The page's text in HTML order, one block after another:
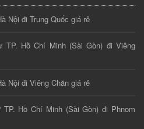
Nội đi Trung Quốc giá rẻ
Hồ Chí Minh (Sài Gòn) đi Viêng
Nội đi Viêng Chăn giá rẻ
Hồ Chí Minh (Sài Gòn) đi Phnom